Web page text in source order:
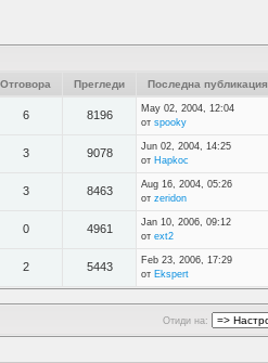
Отговора Прегледи Последна публикация
6 8196
May 02, 2004, 12:04
от spooky
3 9078
Jun 02, 2004, 14:25
от Hapkoc
3 8463
Aug 16, 2004, 05:26
от zeridon
0 4961
Jan 10, 2006, 09:12
от ext2
2 5443
Feb 23, 2006, 17:29
от Ekspert
Отиди на: